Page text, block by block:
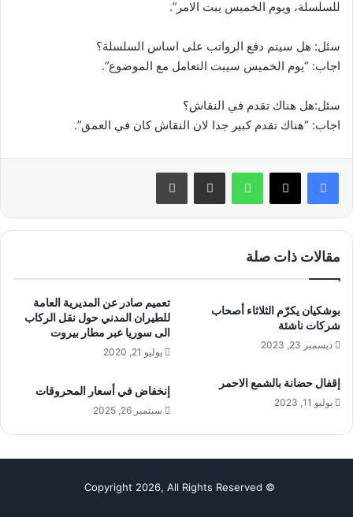
للسلسلة، ويوم الخميس يبت الامر”.
سئل: هل سيتم دفع الرواتب على اساس السلسلة؟
اجاب: “يوم الخميس سيبت التعامل مع الموضوع”.
سئل:هل هناك تقدم في النقاش؟
اجاب: “هناك تقدم كبير جدا لان النقاش كان في العمق”.
واتساب
مقالات ذات صلة
بوشكيان يكرّم الثلاثاء أصحاب
شركات ناشئة
ديسمبر 23, 2023
تعميم صادر عن المديرية العامة
للطيران المدني حول نقل الركاب
الى سوريا عبر مطار بيروت
يوليو 21, 2020
إقفال حضانة بالشمع الاحمر
يوليو 11, 2023
إنخفاض في أسعار المحروقات
سبتمبر 26, 2025
© Copyright 2026, All Rights Reserved